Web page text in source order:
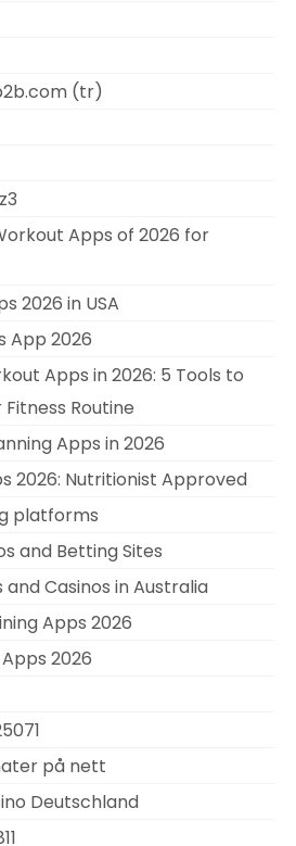
(tr)
Apps of 2026 for
2026 in USA
App 2026
Apps in 2026: 5 Tools to
Routine
Apps in 2026
2026: Nutritionist Approved
platforms
and Betting Sites
and Casinos in Australia
Apps 2026
2026
på nett
Deutschland